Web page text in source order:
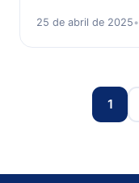
25 de abril de 2025•
1